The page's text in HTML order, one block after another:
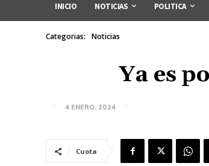
INICIO NOTICIAS POLITICA
Categorias: Noticias
Ya es
4 ENERO, 2024
Cuota